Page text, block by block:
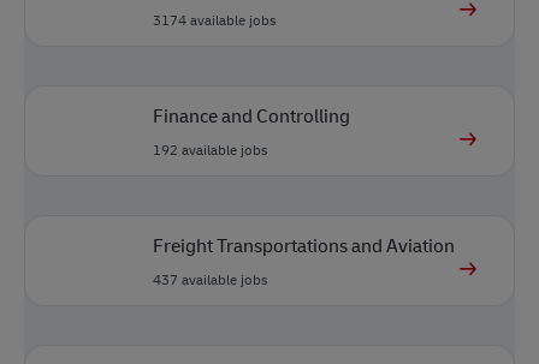
3174available jobs
Finance and Controlling
192 available jobs
Freight Transportations and Aviation
437 available jobs